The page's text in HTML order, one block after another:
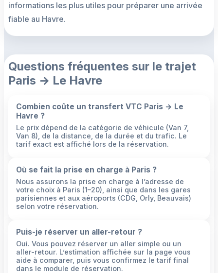
informations les plus utiles pour préparer une arrivée
fiable au Havre.
Questions fréquentes sur le trajet
Paris → Le Havre
Combien coûte un transfert VTC Paris → Le
Havre ?
Le prix dépend de la catégorie de véhicule (Van 7,
Van 8), de la distance, de la durée et du trafic. Le
tarif exact est affiché lors de la réservation.
Où se fait la prise en charge à Paris ?
Nous assurons la prise en charge à l’adresse de
votre choix à Paris (1–20), ainsi que dans les gares
parisiennes et aux aéroports (CDG, Orly, Beauvais)
selon votre réservation.
Puis-je réserver un aller-retour ?
Oui. Vous pouvez réserver un aller simple ou un
aller-retour. L’estimation affichée sur la page vous
aide à comparer, puis vous confirmez le tarif final
dans le module de réservation.